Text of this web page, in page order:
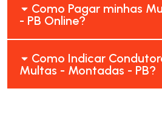
Como Pagar minhas
- PB Online?
Como Indicar
Multas - Montadas - PB?